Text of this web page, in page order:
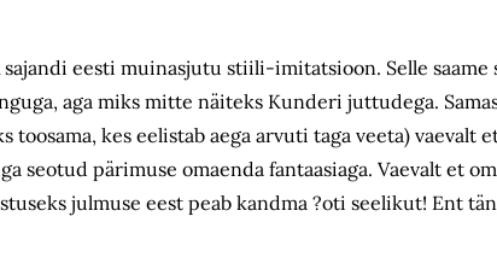
eesti muinasjutu stiili-imitatsioon. Selle
aga miks mitte näiteks Kunderi juttudega.
kes eelistab aega arvuti taga veeta) vaevalt
pärimuse omaenda fantaasiaga. Vaevalt et
julmuse eest peab kandma ?oti seelikut! Ent